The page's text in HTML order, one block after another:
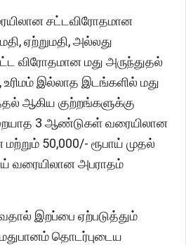
சட்டவிரோதமான
ஏற்றுமதி, அல்லது
விரோதமான மது அருந்துதல்
உரிமம் இல்லாத இடங்களில் மது
ஆகிய குற்றங்களுக்கு
3 ஆண்டுகள் வரையிலான
50,000/- ரூபாய் முதல்
வரையிலான அபராதம்
இறப்பை ஏற்படுத்தும்
தொடர்புடைய